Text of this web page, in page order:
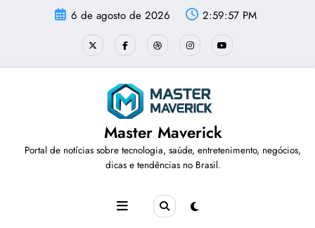
6 de agosto de 2026 2:59:58 PM
Master Maverick
Portal de notícias sobre tecnologia, saúde, entretenimento, negócios,
dicas e tendências no Brasil.